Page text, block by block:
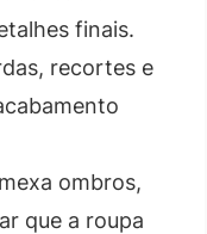
finais.
recortes e
mexa ombros,
que a roupa